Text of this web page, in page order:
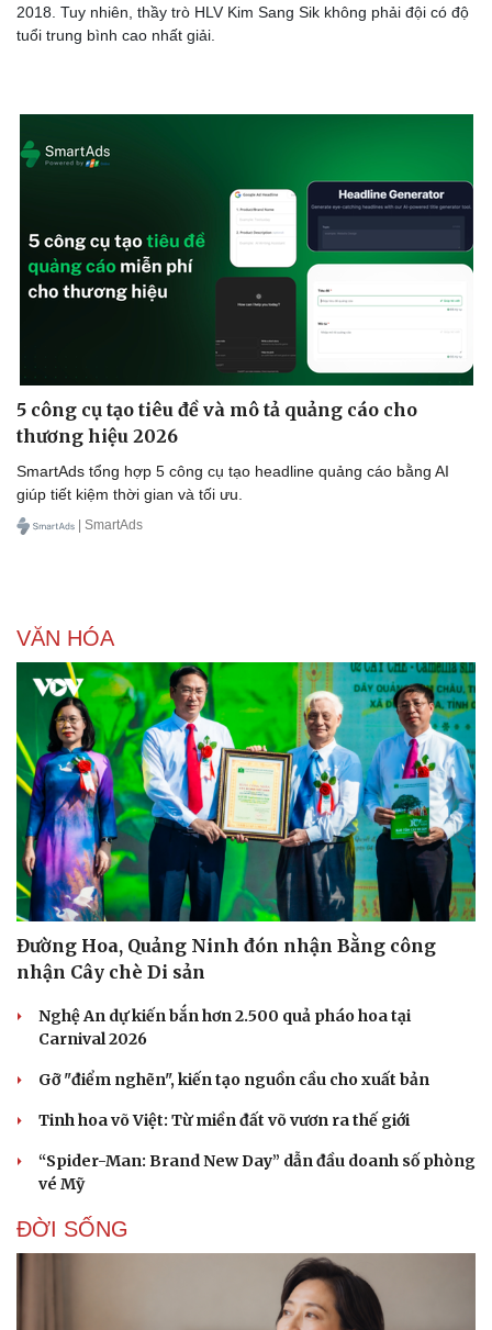
Doanh nghiệp
Thông tin doanh nghiệp
Doanh nghiệp 24h
Doanh nhân
Vì cộng đồng
Công nghệ
Sành điệu
Chuyển đổi số
2018. Tuy nhiên, thầy trò HLV Kim Sang Sik không phải đội có độ
tuổi trung bình cao nhất giải.
5 công cụ tạo tiêu đề và mô tả quảng cáo cho
thương hiệu 2026
SmartAds tổng hợp 5 công cụ tạo headline quảng cáo bằng AI
giúp tiết kiệm thời gian và tối ưu.
| SmartAds
VĂN HÓA
Đường Hoa, Quảng Ninh đón nhận Bằng công
nhận Cây chè Di sản
Nghệ An dự kiến bắn hơn 2.500 quả pháo hoa tại
Carnival 2026
Gỡ "điểm nghẽn", kiến tạo nguồn cầu cho xuất bản
Tinh hoa võ Việt: Từ miền đất võ vươn ra thế giới
“Spider-Man: Brand New Day” dẫn đầu doanh số phòng
vé Mỹ
ĐỜI SỐNG